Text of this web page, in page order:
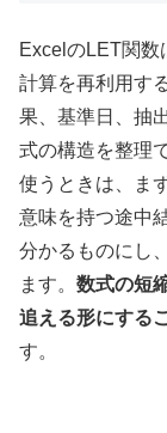
ExcelのLET関数
計算を再利用す
果、基準日、抽
式の構造を整理
使うときは、ま
意味を持つ途中
分かるものにし
ます。 数式の短
追える形にする
す。